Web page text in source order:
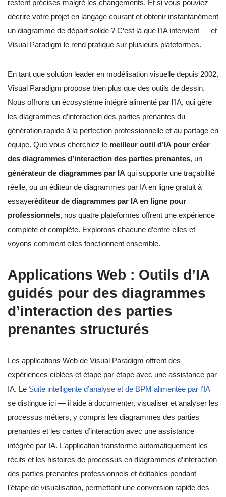
restent précises malgré les changements. Et si vous pouviez
décrire votre projet en langage courant et obtenir instantanément
un diagramme de départ solide ? C’est là que l’IA intervient — et
Visual Paradigm le rend pratique sur plusieurs plateformes.
En tant que solution leader en modélisation visuelle depuis 2002,
Visual Paradigm propose bien plus que des outils de dessin.
Nous offrons un écosystème intégré alimenté par l’IA, qui gère
les diagrammes d’interaction des parties prenantes du
génération rapide à la perfection professionnelle et au partage en
équipe. Que vous cherchiez le meilleur outil d’IA pour créer
des diagrammes d’interaction des parties prenantes, un
générateur de diagrammes par IA qui supporte une traçabilité
réelle, ou un éditeur de diagrammes par IA en ligne gratuit à
essayeréditeur de diagrammes par IA en ligne pour
professionnels, nos quatre plateformes offrent une expérience
complète et complète. Explorons chacune d’entre elles et
voyons comment elles fonctionnent ensemble.
Applications Web : Outils d’IA
guidés pour des diagrammes
d’interaction des parties
prenantes structurés
Les applications Web de Visual Paradigm offrent des
expériences ciblées et étape par étape avec une assistance par
IA. Le Suite intelligente d’analyse et de BPM alimentée par l’IA
se distingue ici — il aide à documenter, visualiser et analyser les
processus métiers, y compris les diagrammes des parties
prenantes et les cartes d’interaction avec une assistance
intégrée par IA. L’application transforme automatiquement les
récits et les histoires de processus en diagrammes d’interaction
des parties prenantes professionnels et éditables pendant
l’étape de visualisation, permettant une conversion rapide des